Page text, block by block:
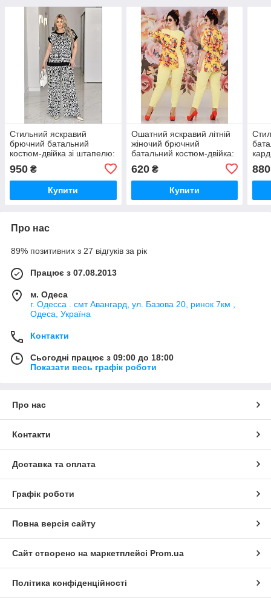
Стильний яскравий
брючний батальний
костюм-двійка зі штапелю:
(р.50-60). Арт-1460/25
950 ₴
Купити
Ошатний яскравий літній
жіночий брючний
батальний костюм-двійка:
блуза + штани (р.56-62).
Арт-2239/42
620₴
Купити
880
Про нас
89% позитивних з 27 відгуків за рік
Працює з 07.08.2013
м. Одеса
г. Одесса . смт Авангард, ул. Базова 20, ринок 7км ,
Одеса, Україна
Контакти
Сьогодні працює з 09:00 до 18:00
Показати весь графік роботи
Про нас
Контакти
Доставка та оплата
Графік роботи
Повна версія сайту
Сайт створено на маркетплейсі Prom.ua
Політика конфіденційності